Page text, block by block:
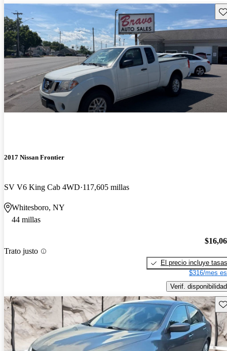
2017 Nissan Frontier
SV V6 King Cab 4WD 117,605 millas
Whitesboro, NY
44 millas
Trato justo
El precio incluye tasas
$316/mes
Verif. disponibilidad